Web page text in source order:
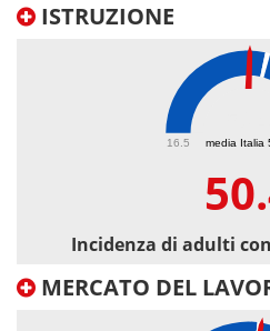
ISTRUZIONE
media Italia
16.5
Incidenza di adulti
MERCATO DEL